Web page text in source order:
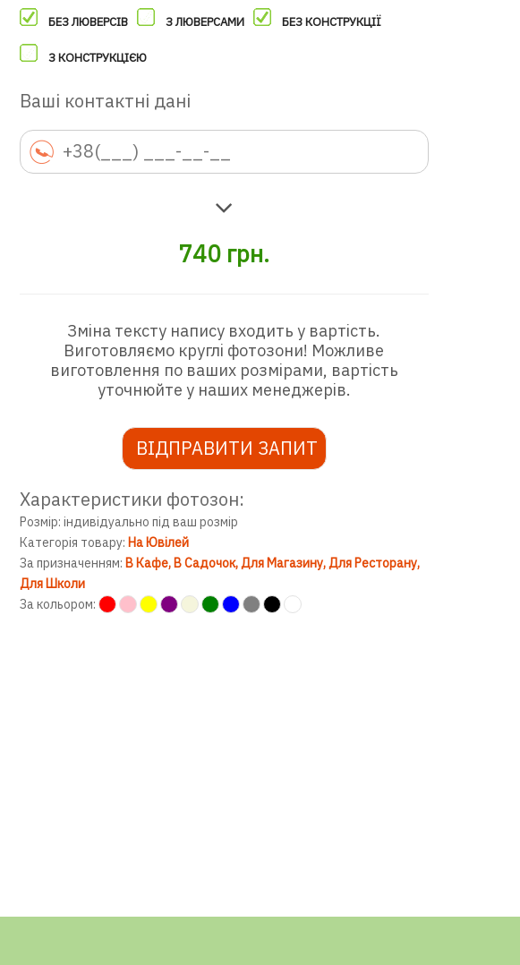
БЕЗ ЛЮВЕРСІВ З ЛЮВЕРСАМИ БЕЗ КОНСТРУКЦІЇ
З КОНСТРУКЦІЄЮ
Ваші контактні дані
740 грн.
Зміна тексту напису входить у вартість.
Виготовляємо круглі фотозони! Можливе
виготовлення по ваших розмірами, вартість
уточнюйте у наших менеджерів.
ВІДПРАВИТИ ЗАПИТ
Характеристики фотозон:
Розмір: індивідуально під ваш розмір
Категорія товару: На Ювілей
За призначенням: В Кафе В Садочок Для Магазину Для Ресторану
Для Школи
За кольором: